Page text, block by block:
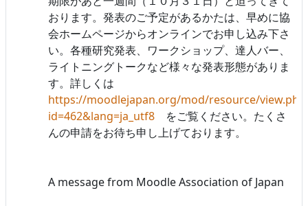
おります。発表のご予定があるかたは、早めに協
会ホームページからオンラインでお申し込み下さ
い。各種研究発表、ワークショップ、達人バー、
ライトニングトークなど様々な発表形態がありま
す。詳しくは
https://moodlejapan.org/mod/resource/
id=462&lang=ja_utf8 をご覧ください。たくさ
んの申請をお待ち申し上げております。
A message from Moodle Association of Japan